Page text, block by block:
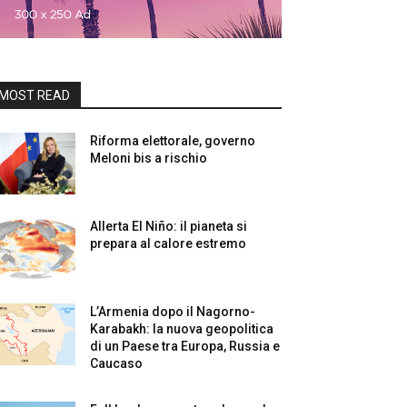
READ
Riforma elettorale, governo
Meloni bis a rischio
Allerta El Niño: il pianeta si
prepara al calore estremo
L’Armenia dopo il Nagorno-
Karabakh: la nuova geopolitica
di un Paese tra Europa, Russia e
Caucaso